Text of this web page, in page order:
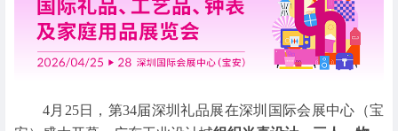
4月25日，第34届深圳礼品展在深圳国际会展中心（宝